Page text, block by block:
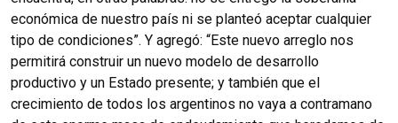
económica de nuestro país ni se planteó aceptar cualquier
tipo de condiciones”. Y agregó: “Este nuevo arreglo nos
permitirá construir un nuevo modelo de desarrollo
productivo y un Estado presente; y también que el
crecimiento de todos los argentinos no vaya a contramano